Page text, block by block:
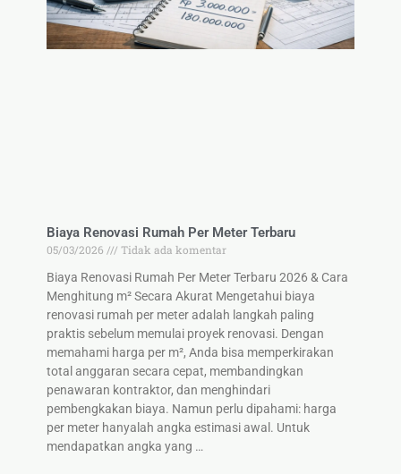
Biaya Renovasi Rumah Per Meter Terbaru
05/03/2026
Tidak ada komentar
Biaya Renovasi Rumah Per Meter Terbaru 2026 & Cara
Menghitung m² Secara Akurat Mengetahui biaya
renovasi rumah per meter adalah langkah paling
praktis sebelum memulai proyek renovasi. Dengan
memahami harga per m², Anda bisa memperkirakan
total anggaran secara cepat, membandingkan
penawaran kontraktor, dan menghindari
pembengkakan biaya. Namun perlu dipahami: harga
per meter hanyalah angka estimasi awal. Untuk
mendapatkan angka yang …